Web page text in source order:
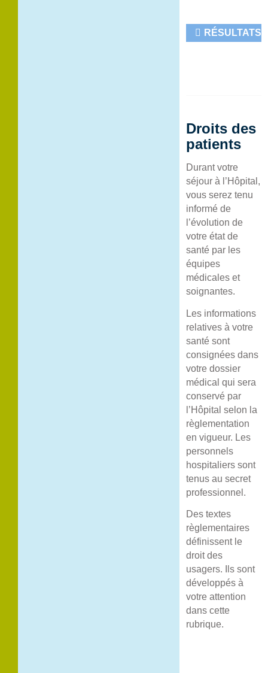
RÉSULTATS
Droits des
patients
Durant votre
séjour à l’Hôpital,
vous serez tenu
informé de
l’évolution de
votre état de
santé par les
équipes
médicales et
soignantes.
Les informations
relatives à votre
santé sont
consignées dans
votre dossier
médical qui sera
conservé par
l’Hôpital selon la
règlementation
en vigueur. Les
personnels
hospitaliers sont
tenus au secret
professionnel.
Des textes
règlementaires
définissent le
droit des
usagers. Ils sont
développés à
votre attention
dans cette
rubrique.